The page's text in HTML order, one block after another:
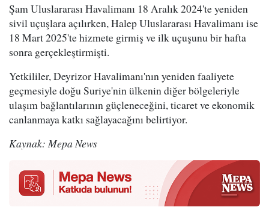
Şam Uluslararası Havalimanı 18 Aralık 2024'te yeniden
sivil uçuşlara açılırken, Halep Uluslararası Havalimanı ise
18 Mart 2025'te hizmete girmiş ve ilk uçuşunu bir hafta
sonra gerçekleştirmişti.
Yetkililer, Deyrizor Havalimanı'nın yeniden faaliyete
geçmesiyle doğu Suriye'nin ülkenin diğer bölgeleriyle
ulaşım bağlantılarının güçleneceğini, ticaret ve ekonomik
canlanmaya katkı sağlayacağını belirtiyor.
Kaynak: Mepa News